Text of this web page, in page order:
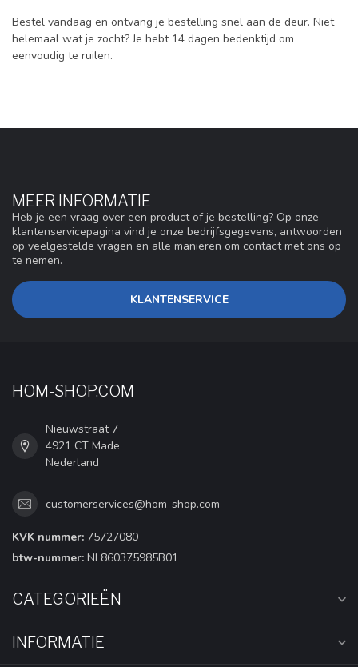
Bestel vandaag en ontvang je bestelling snel aan de deur. Niet
helemaal wat je zocht? Je hebt 14 dagen bedenktijd om
eenvoudig te ruilen.
MEER INFORMATIE
Heb je een vraag over een product of je bestelling? Op onze
klantenservicepagina vind je onze bedrijfsgegevens, antwoorden
op veelgestelde vragen en alle manieren om contact met ons op
te nemen.
KLANTENSERVICE
HOM-SHOP.COM
Nieuwstraat 7
4921 CT Made
Nederland
customerservices@hom-shop.com
KVK nummer: 75727080
btw-nummer: NL860375985B01
CATEGORIEËN
INFORMATIE